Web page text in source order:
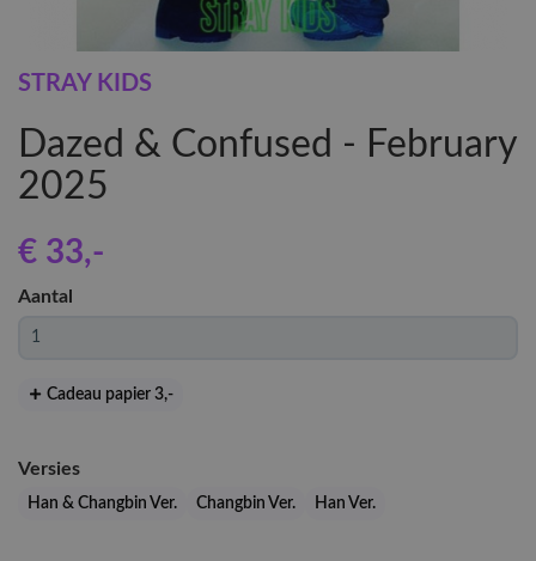
STRAY KIDS
Dazed & Confused - February
2025
€ 33,-
Aantal
Cadeau papier 3,-
Versies
Han & Changbin Ver. Changbin Ver. Han Ver.